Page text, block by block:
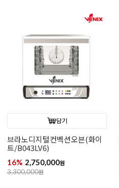
담기
브라노디지털컨벡션오븐(화이
트/B043LV6)
16% 2,750,000원
3,300,000원